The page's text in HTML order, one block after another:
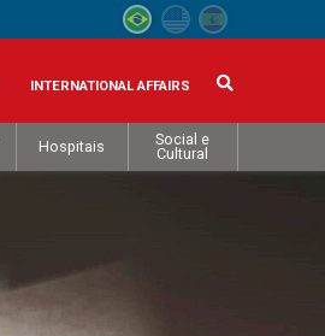
INTERNATIONAL AFFAIRS
Hospitais
Social e
Cultural